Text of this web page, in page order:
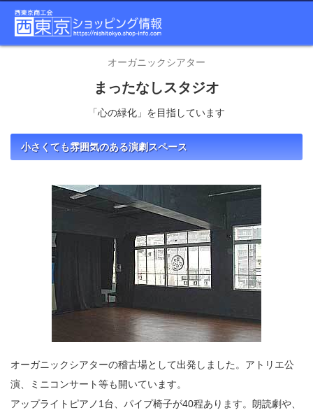
オーガニックシアター
まったなしスタジオ
「心の緑化」を目指しています
小さくても雰囲気のある演劇スペース
オーガニックシアターの稽古場として出発しました。アトリエ公
演、ミニコンサート等も開いています。
アップライトピアノ1台、パイプ椅子が40程あります。朗読劇や、